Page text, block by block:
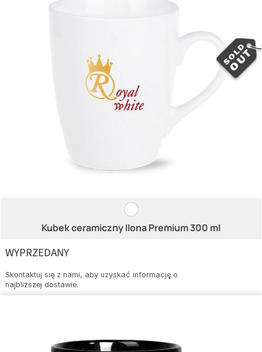
Kubek ceramiczny Ilona Premium 300 ml
WYPRZEDANY
Skontaktuj się z nami, aby uzyskać informację o
najbliższej dostawie.